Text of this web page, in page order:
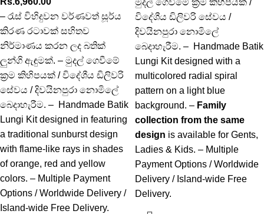
– රැස් විහිදුවන වර්ණවත් සූර්ය
කිරණ රටාවක් සහිතව
නිර්මාණය කරන ලද බතික්
ලුන්ගි ඇඳුමක්. – මුදල් ගෙවීමේ
ක්‍රම කිහිපයක් / විදේශීය ඩිලිවරි
සේවය / දිවයිනපුරා නොමිලේ
බෙදාහැරීම. – Handmade Batik
Lungi Kit designed in featuring
a traditional sunburst design
with flame-like rays in shades
of orange, red and yellow
colors. – Multiple Payment
Options / Worldwide Delivery /
Island-wide Free Delivery.
මුදල් ගෙවීමේ ක්‍රම කිහිපයක් /
විදේශීය ඩිලිවරි සේවය /
දිවයිනපුරා නොමිලේ
බෙදාහැරීම. – Handmade Batik
Lungi Kit designed with a
multicolored radial spiral
pattern on a light blue
background. – Family
collection from the same
design is available for Gents,
Ladies & Kids. – Multiple
Payment Options / Worldwide
Delivery / Island-wide Free
Delivery.